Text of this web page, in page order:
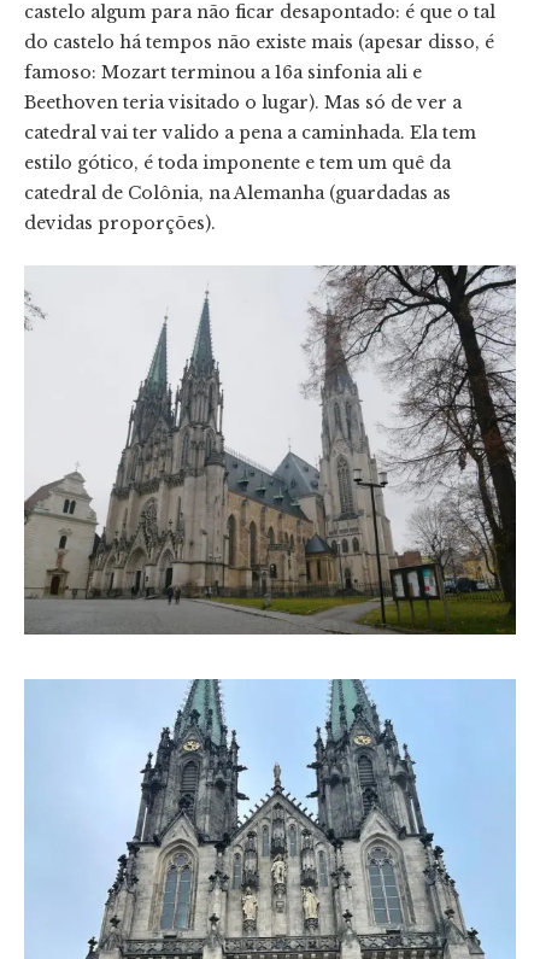
castelo algum para não ficar desapontado: é que o tal
do castelo há tempos não existe mais (apesar disso, é
famoso: Mozart terminou a 16a sinfonia ali e
Beethoven teria visitado o lugar). Mas só de ver a
catedral vai ter valido a pena a caminhada. Ela tem
estilo gótico, é toda imponente e tem um quê da
catedral de Colônia, na Alemanha (guardadas as
devidas proporções).